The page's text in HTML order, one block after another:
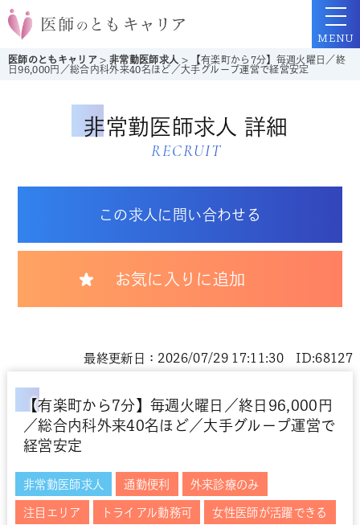
医師のともキャリア >非常勤医師求人 >
【有楽町から7分】毎週火曜日／終
日96,000円／総合内科外来40名ほど／大手グループ運営で経営安定
MENU
非常勤医師求人 詳細
RECRUIT
この求人に問い合わせる
お気に入りに追加
【有楽町から7分】毎週火曜日／終日96,000円
／総合内科外来40名ほど／大手グループ運営で
経営安定
最終更新日：2026/07/29 17:11:30 ID:68127
非常勤医師求人 通勤便利 外来診療のみ
注目エリア トライアル勤務可 女性医師が活躍できる